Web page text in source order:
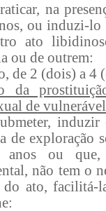
na
ou induzi-lo
ato
ou de outrem:
de 2 (dois) a 4
da
de vulnerável
de exploração
anos ou
não tem o
do ato,